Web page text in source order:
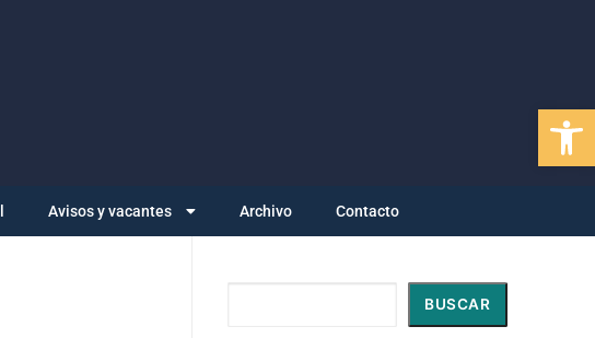
Abrir
Avisos y vacantes Archivo Contacto
BUSCAR